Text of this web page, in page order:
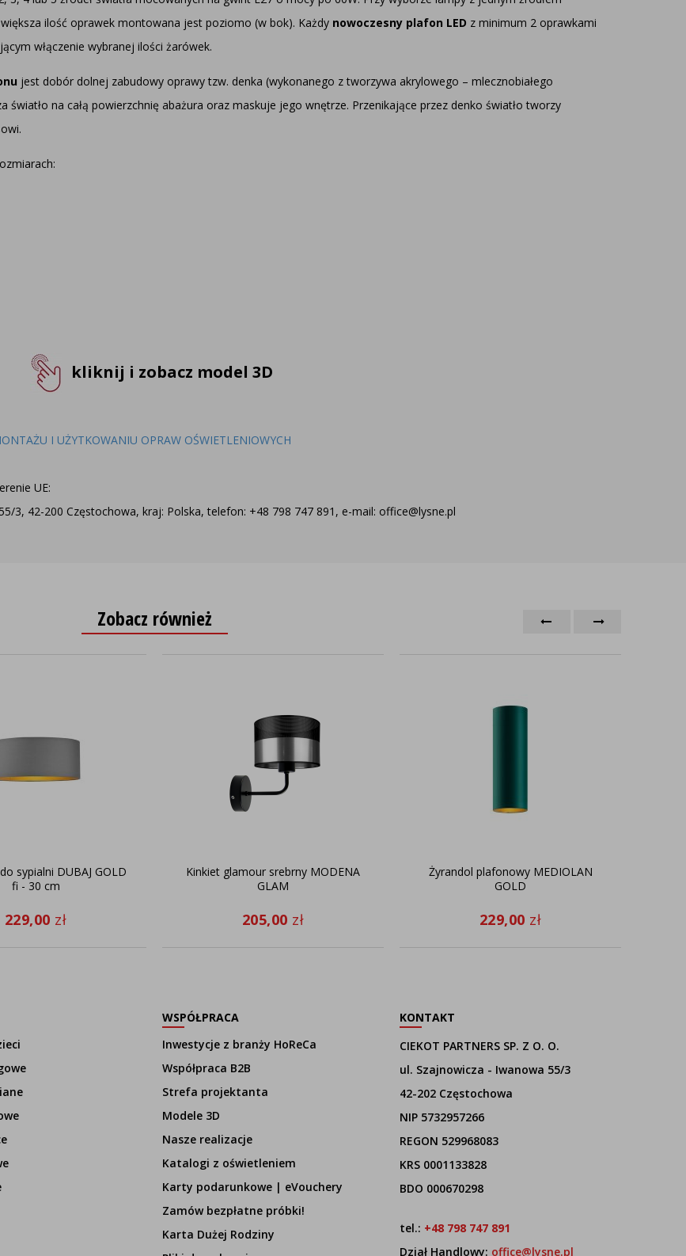
ilość oprawek montowana jest poziomo (w bok). Każdy nowoczesny plafon LED z minimum 2 oprawkami
włączenie wybranej ilości żarówek.
jest dobór dolnej zabudowy oprawy tzw. denka (wykonanego z tworzywa akrylowego – mlecznobiałego
światło na całą powierzchnię abażura oraz maskuje jego wnętrze. Przenikające przez denko światło tworzy
kliknij i zobacz model 3D
I UŻYTKOWANIU OPRAW OŚWIETLENIOWYCH
UE:
3, 42-200 Częstochowa, kraj: Polska, telefon: +48 798 747 891, e-mail: office@lysne.pl
Zobacz również
sypialni DUBAJ GOLD
fi - 30 cm
229,00 zł
Kinkiet glamour srebrny MODENA
GLAM
205,00 zł
Żyrandol plafonowy MEDIOLAN
GOLD
229,00 zł
WSPÓŁPRACA
Inwestycje z branży HoReCa
Współpraca B2B
Strefa projektanta
Modele 3D
Nasze realizacje
Katalogi z oświetleniem
Karty podarunkowe | eVouchery
Zamów bezpłatne próbki!
Karta Dużej Rodziny
KONTAKT
CIEKOT PARTNERS SP. Z O. O.
ul. Szajnowicza - Iwanowa 55/3
42-202 Częstochowa
NIP 5732957266
REGON 529968083
KRS 0001133828
BDO 000670298
tel.: +48 798 747 891
Dział Handlowy: office@lysne.pl